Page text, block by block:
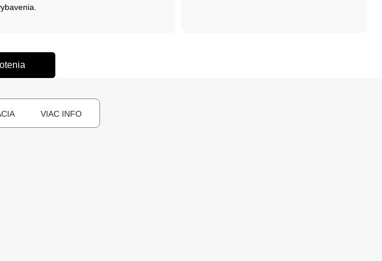
VIAC INFO